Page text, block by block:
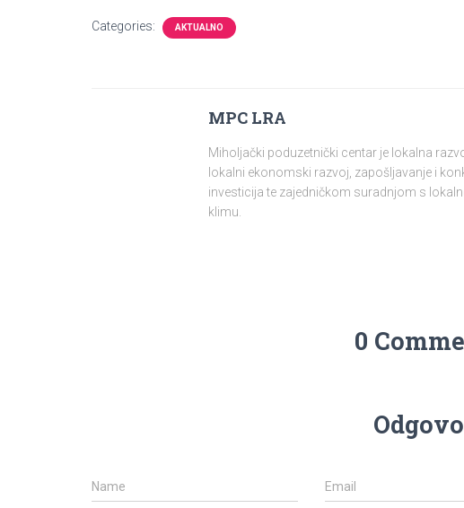
Categories: AKTUALNO
MPC LRA
Miholjački poduzetnički centar je lokalna
lokalni ekonomski razvoj, zapošljavanje i
investicija te zajedničkom suradnjom s
klimu.
0
Name Email